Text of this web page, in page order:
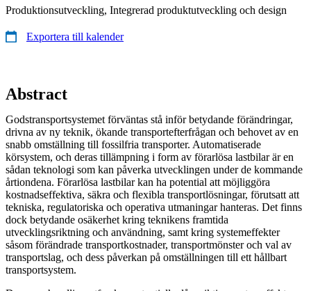
Produktionsutveckling, Integrerad produktutveckling och design
Exportera till kalender
Abstract
Godstransportsystemet förväntas stå inför betydande förändringar,
drivna av ny teknik, ökande transportefterfrågan och behovet av en
snabb omställning till fossilfria transporter. Automatiserade
körsystem, och deras tillämpning i form av förarlösa lastbilar är en
sådan teknologi som kan påverka utvecklingen under de kommande
årtiondena. Förarlösa lastbilar kan ha potential att möjliggöra
kostnadseffektiva, säkra och flexibla transportlösningar, förutsatt att
tekniska, regulatoriska och operativa utmaningar hanteras. Det finns
dock betydande osäkerhet kring teknikens framtida
utvecklingsriktning och användning, samt kring systemeffekter
såsom förändrade transportkostnader, transportmönster och val av
transportslag, och dess påverkan på omställningen till ett hållbart
transportsystem.